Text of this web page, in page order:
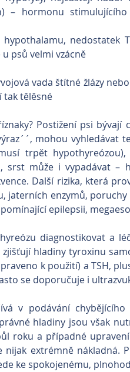
– hormonu
hypothalamu, nedostatek
psů velmi vzácně
vada štítné žlázy
tak tělěsné
Postižení psi
mohou vyhledávat
trpět
srst může i vypadávat –
Další rizika, která
jaterních enzymů,
epilepsii,
diagnostikovat a
zjišťují hladiny tyroxinu
k použití) a TSH,
se doporučuje i
v podávání
hladiny jsou však
roku a případné
nijak extrémně nákladná.
ke spokojenému,